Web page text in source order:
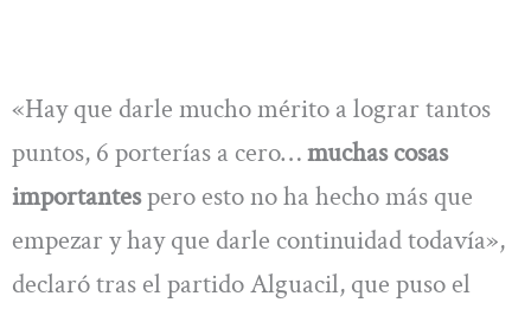
«Hay que darle mucho mérito a lograr tantos
puntos, 6 porterías a cero…muchas cosas
importantespero esto no ha hecho más que
empezar y hay que darle continuidad todavía»,
declaró tras el partido Alguacil, que puso el